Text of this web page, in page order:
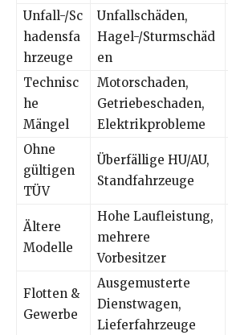
Unfall-/Sc
hadensfa
hrzeuge
Unfallschäden,
Hagel-/Sturmschäd
en
Technisc
he
Mängel
Motorschaden,
Getriebeschaden,
Elektrikprobleme
Ohne
gültigen
TÜV
Überfällige HU/AU,
Standfahrzeuge
Ältere
Modelle
Hohe Laufleistung,
mehrere
Vorbesitzer
Flotten &
Gewerbe
Ausgemusterte
Dienstwagen,
Lieferfahrzeuge